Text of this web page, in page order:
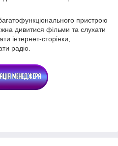
пристрою
дивитися фільми та слухати
інтернет-сторінки,
радіо.